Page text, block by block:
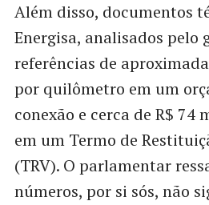
Além disso, documentos
Energisa, analisados pelo
referências de
por quilômetro em um
conexão e cerca de R$
em um Termo de
(TRV). O parlamentar
números, por si sós, não